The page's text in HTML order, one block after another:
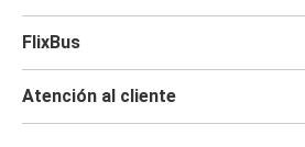
FlixBus
Atención al cliente